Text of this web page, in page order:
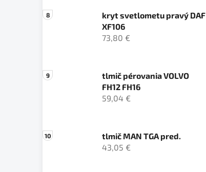
kryt svetlometu pravý DAF
XF106
73,80 €
tlmič pérovania VOLVO
FH12 FH16
59,04 €
tlmič MAN TGA pred.
43,05 €